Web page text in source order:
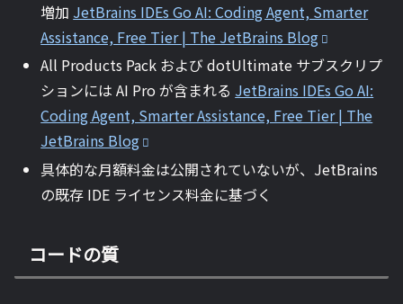
増加 JetBrains IDEs Go AI: Coding Agent, Smarter
Assistance, Free Tier | The JetBrains Blog
All Products Pack および dotUltimate サブスクリプ
ションには AI Pro が含まれる JetBrains IDEs Go AI:
Coding Agent, Smarter Assistance, Free Tier | The
JetBrains Blog
具体的な月額料金は公開されていないが、JetBrains
の既存 IDE ライセンス料金に基づく
コードの質